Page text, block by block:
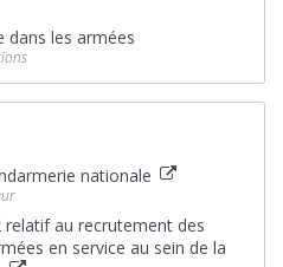
dans les armées
nationale
relatif au recrutement des
en service au sein de la